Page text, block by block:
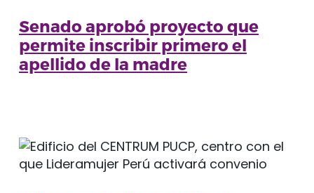
Senado aprobó proyecto que
permite inscribir primero el
apellido de la madre